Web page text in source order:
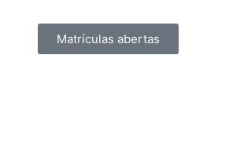
Matrículas abertas